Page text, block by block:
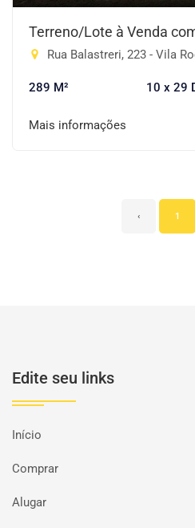
Terreno/Lote à Venda
Rua Balastreri, 223 - Vila
289 M² 10 x 29
Mais informações
‹ 1
Edite seu links
Início
Comprar
Alugar